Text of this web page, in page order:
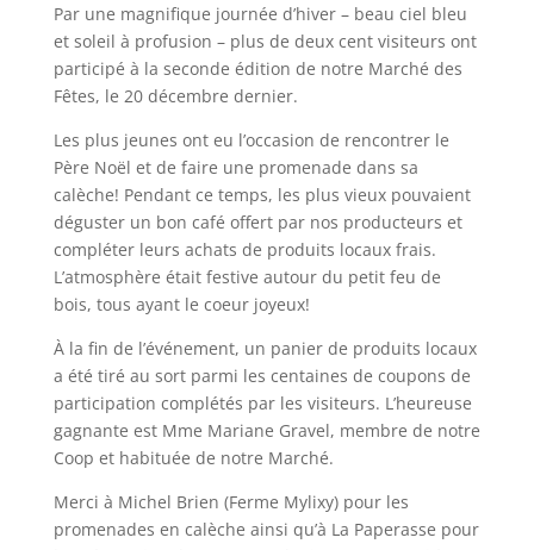
Par une magnifique journée d’hiver – beau ciel bleu
et soleil à profusion – plus de deux cent visiteurs ont
participé à la seconde édition de notre Marché des
Fêtes, le 20 décembre dernier.
Les plus jeunes ont eu l’occasion de rencontrer le
Père Noël et de faire une promenade dans sa
calèche! Pendant ce temps, les plus vieux pouvaient
déguster un bon café offert par nos producteurs et
compléter leurs achats de produits locaux frais.
L’atmosphère était festive autour du petit feu de
bois, tous ayant le coeur joyeux!
À la fin de l’événement, un panier de produits locaux
a été tiré au sort parmi les centaines de coupons de
participation complétés par les visiteurs. L’heureuse
gagnante est Mme Mariane Gravel, membre de notre
Coop et habituée de notre Marché.
Merci à Michel Brien (Ferme Mylixy) pour les
promenades en calèche ainsi qu’à La Paperasse pour